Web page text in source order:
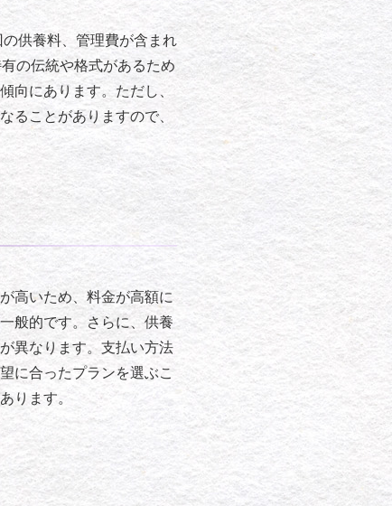
供養料、管理費が含まれ
の伝統や格式があるため
向にあります。ただし、
ることがありますので、
高いため、料金が高額に
般的です。さらに、供養
異なります。支払い方法
に合ったプランを選ぶこ
ります。